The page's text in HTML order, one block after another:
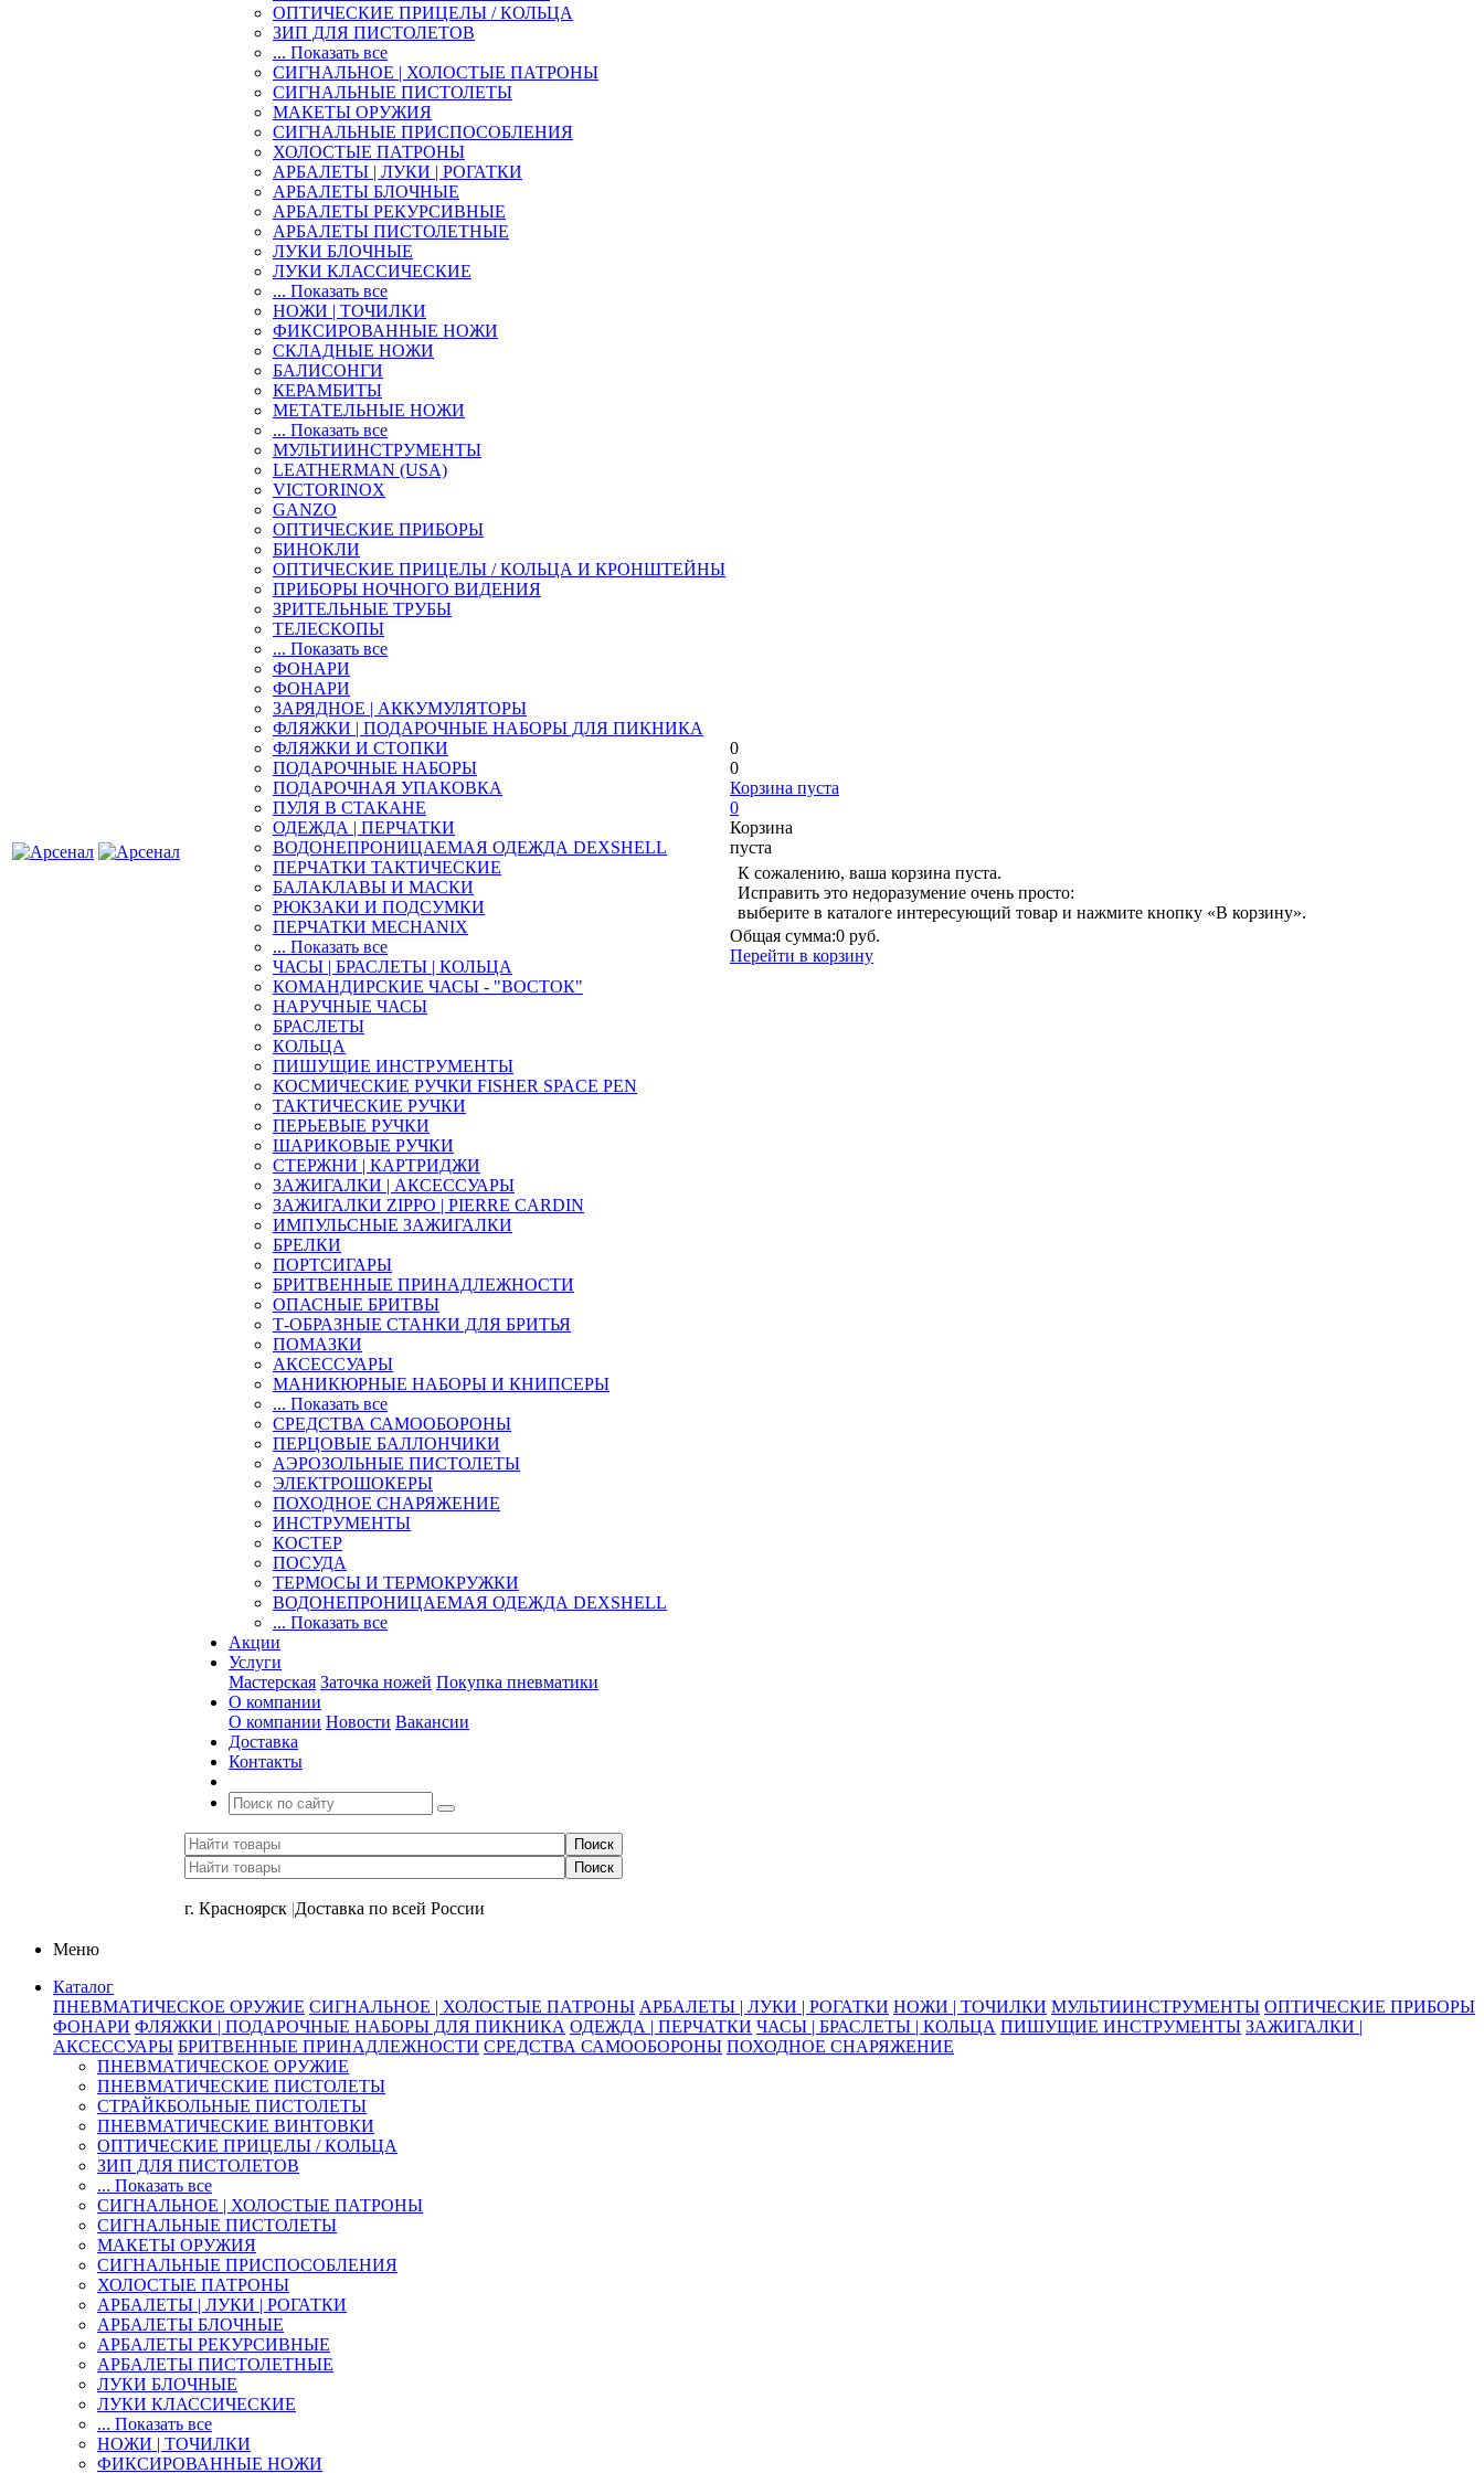
ОПТИЧЕСКИЕ ПРИЦЕЛЫ / КОЛЬЦА
ЗИП ДЛЯ ПИСТОЛЕТОВ
... Показать все
СИГНАЛЬНОЕ | ХОЛОСТЫЕ ПАТРОНЫ
СИГНАЛЬНЫЕ ПИСТОЛЕТЫ
МАКЕТЫ ОРУЖИЯ
СИГНАЛЬНЫЕ ПРИСПОСОБЛЕНИЯ
ХОЛОСТЫЕ ПАТРОНЫ
АРБАЛЕТЫ | ЛУКИ | РОГАТКИ
АРБАЛЕТЫ БЛОЧНЫЕ
АРБАЛЕТЫ РЕКУРСИВНЫЕ
АРБАЛЕТЫ ПИСТОЛЕТНЫЕ
ЛУКИ БЛОЧНЫЕ
ЛУКИ КЛАССИЧЕСКИЕ
... Показать все
НОЖИ | ТОЧИЛКИ
ФИКСИРОВАННЫЕ НОЖИ
СКЛАДНЫЕ НОЖИ
БАЛИСОНГИ
КЕРАМБИТЫ
МЕТАТЕЛЬНЫЕ НОЖИ
... Показать все
МУЛЬТИИНСТРУМЕНТЫ
LEATHERMAN (USA)
VICTORINOX
GANZO
ОПТИЧЕСКИЕ ПРИБОРЫ
БИНОКЛИ
ОПТИЧЕСКИЕ ПРИЦЕЛЫ / КОЛЬЦА И КРОНШТЕЙНЫ
ПРИБОРЫ НОЧНОГО ВИДЕНИЯ
ЗРИТЕЛЬНЫЕ ТРУБЫ
ТЕЛЕСКОПЫ
... Показать все
ФОНАРИ
ФОНАРИ
ЗАРЯДНОЕ | АККУМУЛЯТОРЫ
ФЛЯЖКИ | ПОДАРОЧНЫЕ НАБОРЫ ДЛЯ ПИКНИКА
ФЛЯЖКИ И СТОПКИ
ПОДАРОЧНЫЕ НАБОРЫ
ПОДАРОЧНАЯ УПАКОВКА
ПУЛЯ В СТАКАНЕ
ОДЕЖДА | ПЕРЧАТКИ
ВОДОНЕПРОНИЦАЕМАЯ ОДЕЖДА DEXSHELL
ПЕРЧАТКИ ТАКТИЧЕСКИЕ
БАЛАКЛАВЫ И МАСКИ
РЮКЗАКИ И ПОДСУМКИ
ПЕРЧАТКИ MECHANIX
... Показать все
ЧАСЫ | БРАСЛЕТЫ | КОЛЬЦА
КОМАНДИРСКИЕ ЧАСЫ - "ВОСТОК"
НАРУЧНЫЕ ЧАСЫ
БРАСЛЕТЫ
КОЛЬЦА
ПИШУЩИЕ ИНСТРУМЕНТЫ
КОСМИЧЕСКИЕ РУЧКИ FISHER SPACE PEN
ТАКТИЧЕСКИЕ РУЧКИ
ПЕРЬЕВЫЕ РУЧКИ
ШАРИКОВЫЕ РУЧКИ
СТЕРЖНИ | КАРТРИДЖИ
ЗАЖИГАЛКИ | АКСЕССУАРЫ
ЗАЖИГАЛКИ ZIPPO | PIERRE CARDIN
ИМПУЛЬСНЫЕ ЗАЖИГАЛКИ
БРЕЛКИ
ПОРТСИГАРЫ
БРИТВЕННЫЕ ПРИНАДЛЕЖНОСТИ
ОПАСНЫЕ БРИТВЫ
Т-ОБРАЗНЫЕ СТАНКИ ДЛЯ БРИТЬЯ
ПОМАЗКИ
АКСЕССУАРЫ
МАНИКЮРНЫЕ НАБОРЫ И КНИПСЕРЫ
... Показать все
СРЕДСТВА САМООБОРОНЫ
ПЕРЦОВЫЕ БАЛЛОНЧИКИ
АЭРОЗОЛЬНЫЕ ПИСТОЛЕТЫ
ЭЛЕКТРОШОКЕРЫ
ПОХОДНОЕ СНАРЯЖЕНИЕ
ИНСТРУМЕНТЫ
КОСТЕР
ПОСУДА
ТЕРМОСЫ И ТЕРМОКРУЖКИ
ВОДОНЕПРОНИЦАЕМАЯ ОДЕЖДА DEXSHELL
... Показать все
Акции
Услуги
Мастерская Заточка ножей Покупка пневматики
О компании
О компании Новости Вакансии
Доставка
Контакты
г. Красноярск |Доставка по всей России
0
0
Корзина пуста
0
Корзина
пуста
К сожалению, ваша корзина пуста.
Исправить это недоразумение очень просто:
выберите в каталоге интересующий товар и нажмите кнопку «В корзину».
Общая сумма:0 руб.
Перейти в корзину
Меню
Каталог
ПНЕВМАТИЧЕСКОЕ ОРУЖИЕ СИГНАЛЬНОЕ | ХОЛОСТЫЕ ПАТРОНЫ АРБАЛЕТЫ | ЛУКИ | РОГАТКИ НОЖИ | ТОЧИЛКИ МУЛЬТИИНСТРУМЕНТЫ ОПТИЧЕСКИЕ ПРИБОРЫ
ФОНАРИ ФЛЯЖКИ | ПОДАРОЧНЫЕ НАБОРЫ ДЛЯ ПИКНИКА ОДЕЖДА | ПЕРЧАТКИ ЧАСЫ | БРАСЛЕТЫ | КОЛЬЦА ПИШУЩИЕ ИНСТРУМЕНТЫ ЗАЖИГАЛКИ |
АКСЕССУАРЫ БРИТВЕННЫЕ ПРИНАДЛЕЖНОСТИ СРЕДСТВА САМООБОРОНЫ ПОХОДНОЕ СНАРЯЖЕНИЕ
ПНЕВМАТИЧЕСКОЕ ОРУЖИЕ
ПНЕВМАТИЧЕСКИЕ ПИСТОЛЕТЫ
СТРАЙКБОЛЬНЫЕ ПИСТОЛЕТЫ
ПНЕВМАТИЧЕСКИЕ ВИНТОВКИ
ОПТИЧЕСКИЕ ПРИЦЕЛЫ / КОЛЬЦА
ЗИП ДЛЯ ПИСТОЛЕТОВ
... Показать все
СИГНАЛЬНОЕ | ХОЛОСТЫЕ ПАТРОНЫ
СИГНАЛЬНЫЕ ПИСТОЛЕТЫ
МАКЕТЫ ОРУЖИЯ
СИГНАЛЬНЫЕ ПРИСПОСОБЛЕНИЯ
ХОЛОСТЫЕ ПАТРОНЫ
АРБАЛЕТЫ | ЛУКИ | РОГАТКИ
АРБАЛЕТЫ БЛОЧНЫЕ
АРБАЛЕТЫ РЕКУРСИВНЫЕ
АРБАЛЕТЫ ПИСТОЛЕТНЫЕ
ЛУКИ БЛОЧНЫЕ
ЛУКИ КЛАССИЧЕСКИЕ
... Показать все
НОЖИ | ТОЧИЛКИ
ФИКСИРОВАННЫЕ НОЖИ